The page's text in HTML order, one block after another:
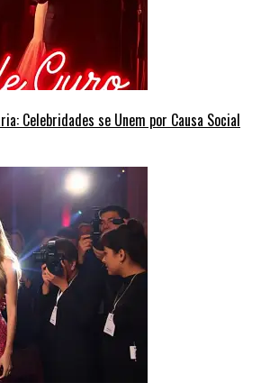
Celebridades se Unem por Causa Social